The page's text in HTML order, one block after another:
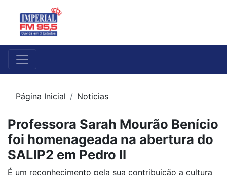
Página Inicial Noticias
Professora Sarah Mourão Benício
foi homenageada na abertura do
SALIP2 em Pedro II
É um reconhecimento pela sua contribuição a cultura